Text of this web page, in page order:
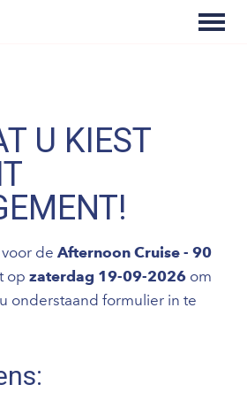
U KIEST
de Afternoon Cruise - 90
op zaterdag 19-09-2026 om
onderstaand formulier in te